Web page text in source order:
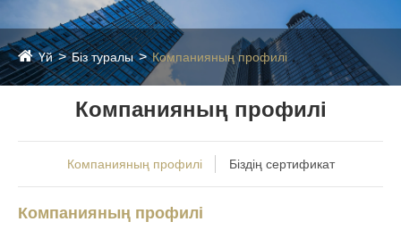
Үй Біз туралы Компанияның профилі
Компанияның профилі
Компанияның профилі Біздің сертификат
Компанияның профилі